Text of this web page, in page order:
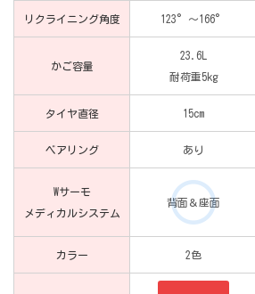
リクライニング角度 123°〜166°
かご容量
23.6L
耐荷重5kg
タイヤ直径 15cm
ベアリング あり
Wサーモ
メディカルシステム
背面＆座面
カラー 2色